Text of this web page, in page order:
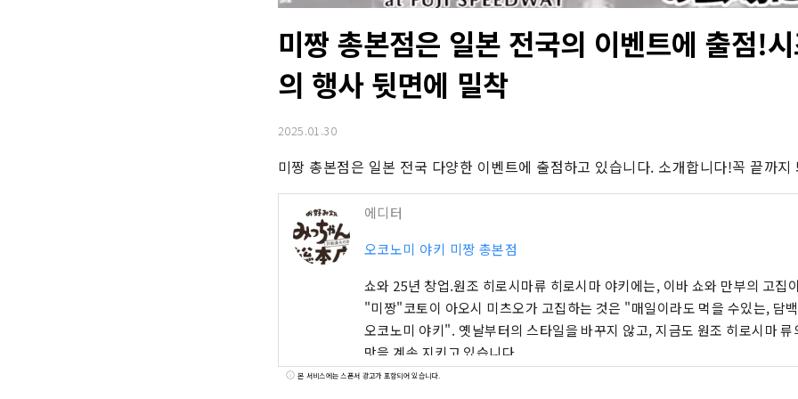
미짱 총본점은 일본 전국의 이벤트에 출점!
의 행사 뒷면에 밀착
2025.01.30
미짱 총본점은 일본 전국 다양한 이벤트에 출점하고 있습니다. 소개합니다!꼭 끝까지
에디터
오코노미 야키 미짱 총본점
쇼와 25년 창업.원조 히로시마류 히로시마 야키에는, 이바 쇼와 만부의 고집
"미짱"코토이 아오시 미츠오가 고집하는 것은 "매일이라도 먹을 수있는, 담
오코노미 야키". 옛날부터의 스타일을 바꾸지 않고, 지금도 원조 히로시마
맛을 계속 지키고 있습니다.
본 서비스에는 스폰서 광고가 포함되어 있습니다.